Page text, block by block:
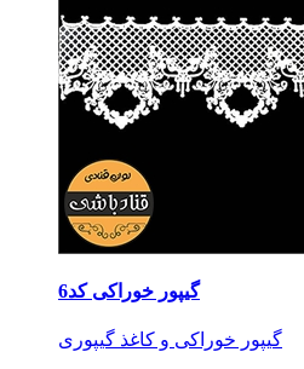
گیپور خوراکی کد6
گیپور خوراکی و کاغذ گیپوری